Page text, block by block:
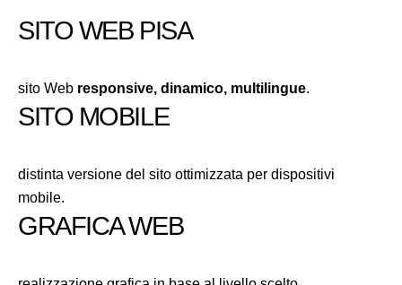
SITO WEB PISA
sito Web responsive, dinamico, multilingue.
SITO MOBILE
distinta versione del sito ottimizzata per dispositivi
mobile.
GRAFICA WEB